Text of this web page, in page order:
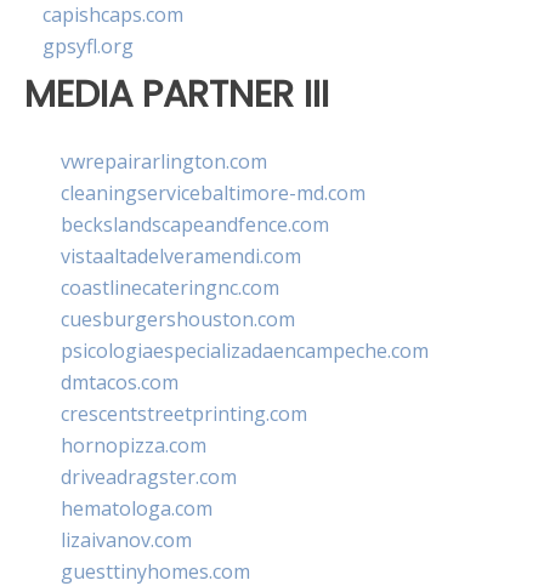
capishcaps.com
gpsyfl.org
MEDIA PARTNER III
vwrepairarlington.com
cleaningservicebaltimore-md.com
beckslandscapeandfence.com
vistaaltadelveramendi.com
coastlinecateringnc.com
cuesburgershouston.com
psicologiaespecializadaencampeche.com
dmtacos.com
crescentstreetprinting.com
hornopizza.com
driveadragster.com
hematologa.com
lizaivanov.com
guesttinyhomes.com